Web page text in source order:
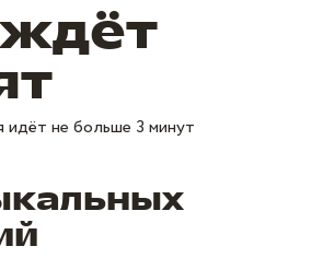
идёт не больше 3 минут